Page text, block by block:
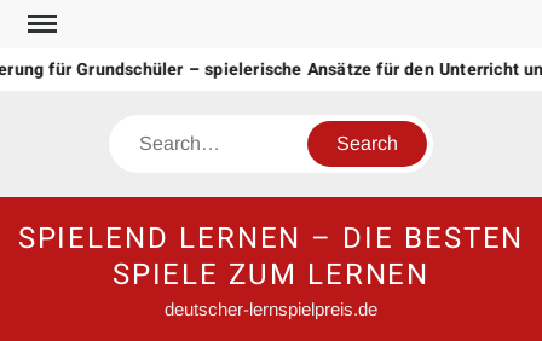
Skip
contentfür Grundschüler – spielerische Ansätze für den Unterricht
Search
SPIELEND LERNEN – DIE BESTEN
SPIELE ZUM LERNEN
deutscher-lernspielpreis.de